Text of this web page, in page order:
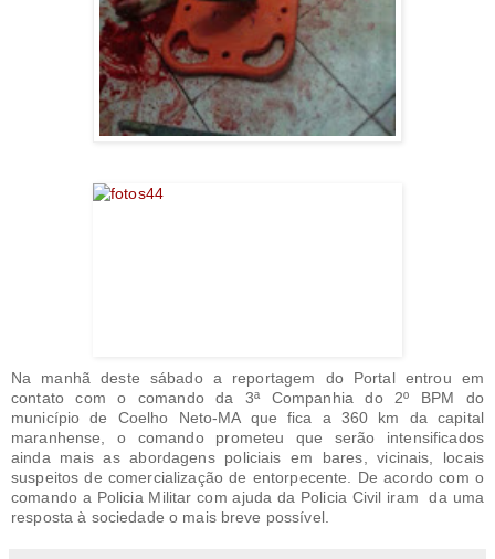
Na manhã deste sábado a reportagem do Portal entrou em
contato com o comando da 3ª Companhia do 2º BPM do
município de Coelho Neto-MA que fica a 360 km da capital
maranhense, o comando prometeu que serão intensificados
ainda mais as abordagens policiais em bares, vicinais, locais
suspeitos de comercialização de entorpecente. De acordo com o
comando a Policia Militar com ajuda da Policia Civil iram da uma
resposta à sociedade o mais breve possível.